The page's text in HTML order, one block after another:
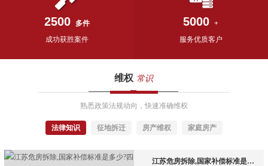
2500 多件
成功获胜案件
5000
+
服务优质客户
维权 常识
熟悉政策法规动向，快速准确维权
法律知识 征地拆迁 房产维权 家庭房产
江苏危房拆除,国家补偿标准是多少?四类地区差距悬殊，这些细节90%的人不知道